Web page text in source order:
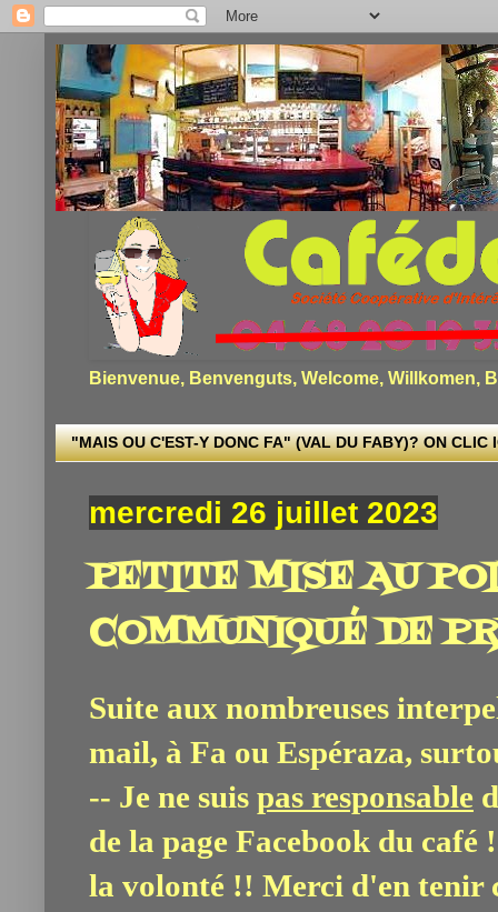
Bienvenue, Benvenguts, Welcome, Willkomen,
"MAIS OU C'EST-Y DONC FA" (VAL DU FABY)? ON CLIC
mercredi 26 juillet 2023
PETITE MISE AU
COMMUNIQUÉ DE
Suite aux nombreuses
mail, à Fa ou Espéraza,
-- Je ne suis pas responsable
de la page Facebook du
la volonté !! Merci d'en tenir